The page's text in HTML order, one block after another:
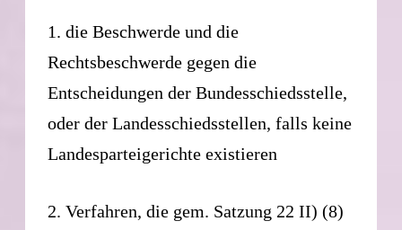
1. die Beschwerde und die
Rechtsbeschwerde gegen die
Entscheidungen der Bundesschiedsstelle,
oder der Landesschiedsstellen, falls keine
Landesparteigerichte existieren
2. Verfahren, die gem. Satzung 22 II) (8)